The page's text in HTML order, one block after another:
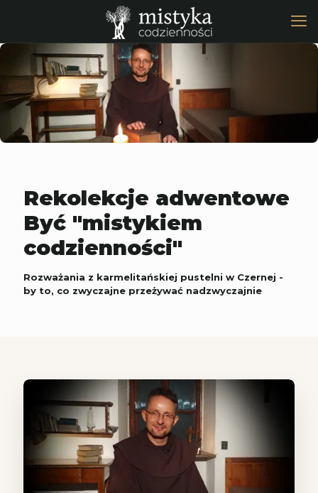
Rekolekcje adwentowe
Być "mistykiem
codzienności"
Rozważania z karmelitańskiej pustelni w Czernej -
by to, co zwyczajne przeżywać nadzwyczajnie